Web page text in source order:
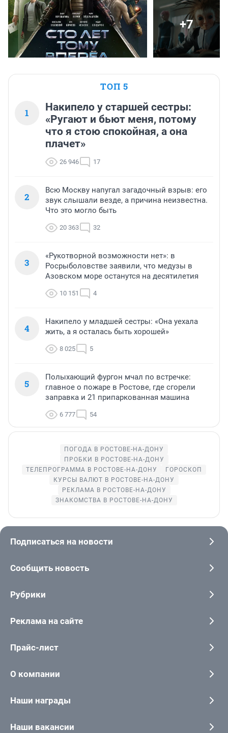
+7
ТОП 5
1
Накипело у старшей сестры:
«Ругают и бьют меня, потому
что я стою спокойная, а она
плачет»
26 946 17
2
Всю Москву напугал загадочный взрыв: его
звук слышали везде, а причина неизвестна.
Что это могло быть
20 363 32
3
«Рукотворной возможности нет»: в
Росрыболовстве заявили, что медузы в
Азовском море останутся на десятилетия
10 151 4
4
Накипело у младшей сестры: «Она уехала
жить, а я осталась быть хорошей»
8 025 5
5
Полыхающий фургон мчал по встречке:
главное о пожаре в Ростове, где сгорели
заправка и 21 припаркованная машина
6 777 54
ПОГОДА В РОСТОВЕ-НА-ДОНУ
ПРОБКИ В РОСТОВЕ-НА-ДОНУ
ТЕЛЕПРОГРАММА В РОСТОВЕ-НА-ДОНУ
ГОРОСКОП
КУРСЫ ВАЛЮТ В РОСТОВЕ-НА-ДОНУ
РЕКЛАМА В РОСТОВЕ-НА-ДОНУ
ЗНАКОМСТВА В РОСТОВЕ-НА-ДОНУ
Подписаться на новости
Сообщить новость
Рубрики
Реклама на сайте
Прайс-лист
О компании
Наши награды
Наши вакансии